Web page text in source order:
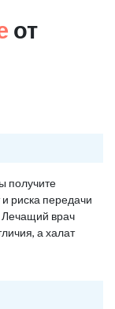
от
получите
риска передачи
врач
а халат